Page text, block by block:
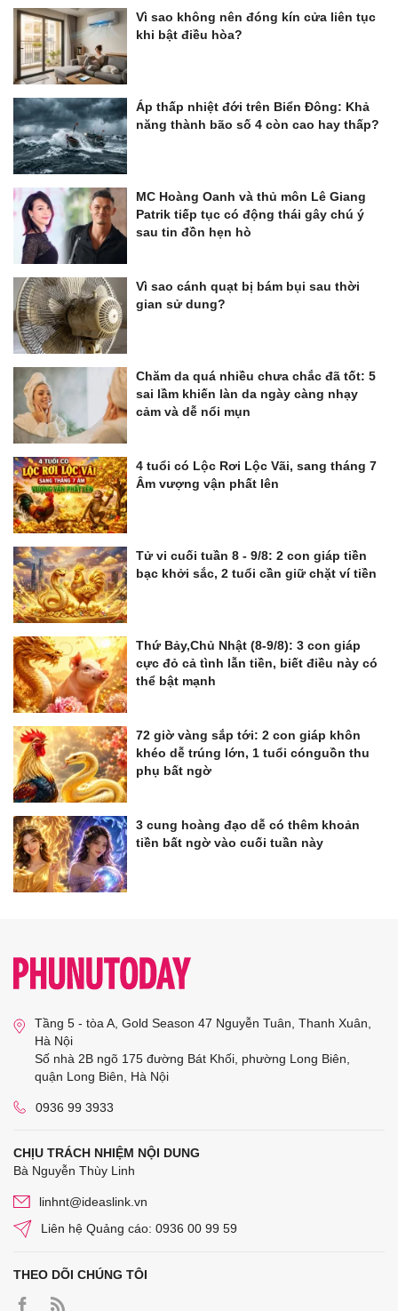
Vì sao không nên đóng kín cửa liên tục
khi bật điều hòa?
Áp thấp nhiệt đới trên Biển Đông: Khả
năng thành bão số 4 còn cao hay thấp?
MC Hoàng Oanh và thủ môn Lê Giang
Patrik tiếp tục có động thái gây chú ý
sau tin đồn hẹn hò
Vì sao cánh quạt bị bám bụi sau thời
gian sử dung?
Chăm da quá nhiều chưa chắc đã tốt: 5
sai lầm khiến làn da ngày càng nhạy
cảm và dễ nổi mụn
4 tuổi có Lộc Rơi Lộc Vãi, sang tháng 7
Âm vượng vận phất lên
Tử vi cuối tuần 8 - 9/8: 2 con giáp tiền
bạc khởi sắc, 2 tuổi cần giữ chặt ví tiền
Thứ Bảy,Chủ Nhật (8-9/8): 3 con giáp
cực đỏ cả tình lẫn tiền, biết điều này có
thể bật mạnh
72 giờ vàng sắp tới: 2 con giáp khôn
khéo dễ trúng lớn, 1 tuổi cónguồn thu
phụ bất ngờ
3 cung hoàng đạo dễ có thêm khoản
tiền bất ngờ vào cuối tuần này
Tầng 5 - tòa A, Gold Season 47 Nguyễn Tuân, Thanh Xuân,
Hà Nội
Số nhà 2B ngõ 175 đường Bát Khối, phường Long Biên,
quận Long Biên, Hà Nội
0936 99 3933
CHỊU TRÁCH NHIỆM NỘI DUNG
Bà Nguyễn Thùy Linh
linhnt@ideaslink.vn
Liên hệ Quảng cáo: 0936 00 99 59
THEO DÕI CHÚNG TÔI